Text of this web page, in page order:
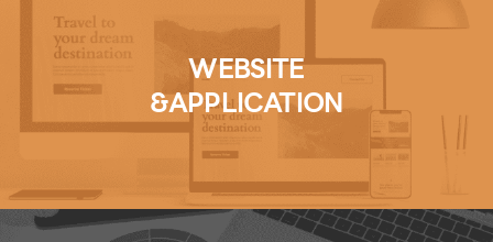
WEBSITE
&APPLICATION